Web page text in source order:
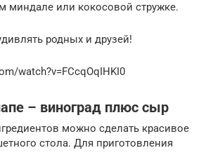
миндале или кокосовой стружке.
родных и друзей!
watch?v=FCcqOqIHKI0
– виноград плюс сыр
можно сделать красивое
стола. Для приготовления